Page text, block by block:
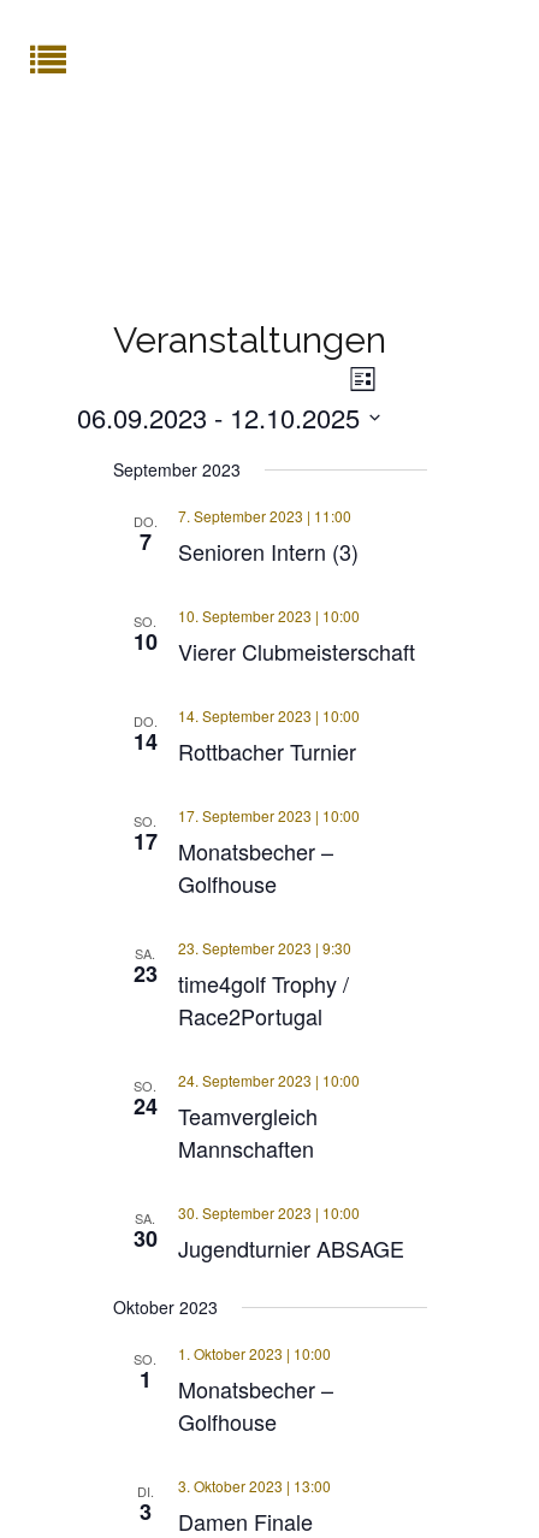
Veranstaltungen
Veranstaltung
Ansichten-
Navigation
Liste
06.09.2023 - 12.10.2025
wählen.
September 2023
DO.
7 Senioren Intern (3)
7. September 2023 | 11:00
SO.
10 Vierer Clubmeisterschaft
10. September 2023 | 10:00
DO.
14 Rottbacher Turnier
14. September 2023 | 10:00
SO.
17
Monatsbecher –
Golfhouse
17. September 2023 | 10:00
SA.
23
time4golf Trophy /
Race2Portugal
23. September 2023 | 9:30
SO.
24
Teamvergleich
Mannschaften
24. September 2023 | 10:00
SA.
30 Jugendturnier ABSAGE
30. September 2023 | 10:00
Oktober 2023
SO.
1
Monatsbecher –
Golfhouse
1. Oktober 2023 | 10:00
DI.
3 Damen Finale
3. Oktober 2023 | 13:00